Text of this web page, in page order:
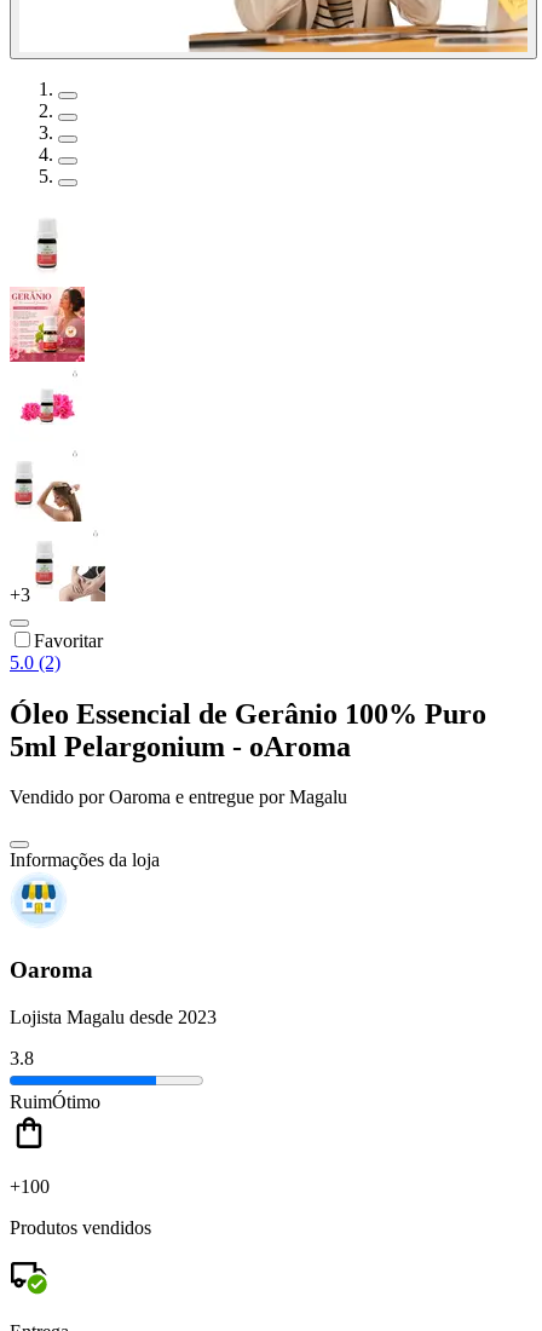
+3
Favoritar
5.0 (2)
Óleo Essencial de Gerânio 100% Puro
5ml Pelargonium - oAroma
Vendido porOaroma e entregue por Magalu
Informações da loja
Oaroma
Lojista Magalu desde 2023
3.8
RuimÓtimo
+100
Produtos vendidos